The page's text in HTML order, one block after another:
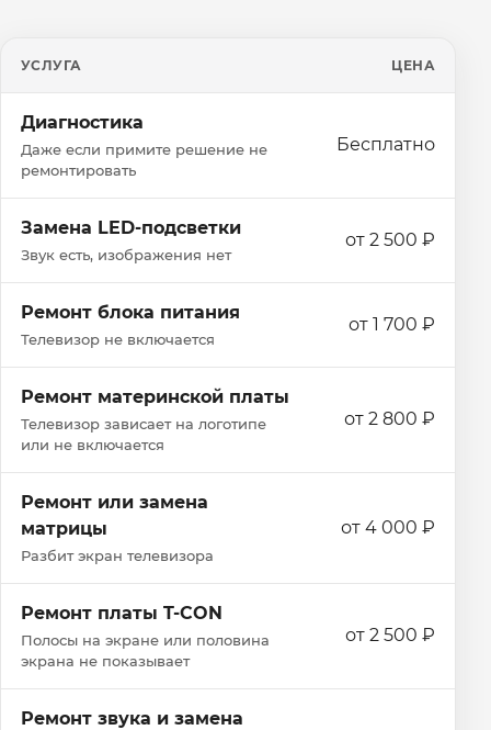
УСЛУГА ЦЕНА
Диагностика
Даже если примите решение не
ремонтировать
Бесплатно
Замена LED-подсветки
Звук есть, изображения нет
от 2 500 ₽
Ремонт блока питания
Телевизор не включается
от 1 700 ₽
Ремонт материнской платы
Телевизор зависает на логотипе
или не включается
от 2 800 ₽
Ремонт или замена
матрицы
Разбит экран телевизора
от 4 000 ₽
Ремонт платы T-CON
Полосы на экране или половина
экрана не показывает
от 2 500 ₽
Ремонт звука и замена